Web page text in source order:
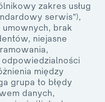
zakres usług
serwis”),
umownych, brak
niejasne
odpowiedzialności
między
grupa to błędy
danych,